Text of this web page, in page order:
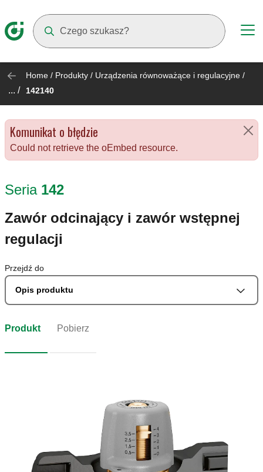
Home / Produkty / Urządzenia równoważące i regulacyjne /
... / 142140
Komunikat o błędzie
Could not retrieve the oEmbed resource.
Seria 142
Zawór odcinający i zawór wstępnej
regulacji
Przejdź do
Opis produktu
Produkt Pobierz